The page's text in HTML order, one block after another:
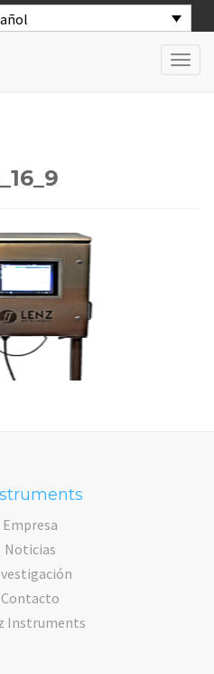
Empresa
Noticias
Contacto
Instruments